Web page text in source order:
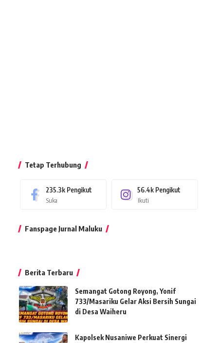
Tetap Terhubung
235.3k Pengikut
Suka
56.4k Pengikut
Ikuti
Fanspage Jurnal Maluku
Berita Terbaru
Semangat Gotong Royong, Yonif
733/Masariku Gelar Aksi Bersih Sungai
di Desa Waiheru
Kapolsek Nusaniwe Perkuat Sinergi